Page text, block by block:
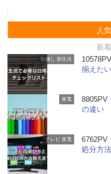
人
新
引越し 新生活 10578PV
揃えた
家電 8805PV
の違い
テレビ 家電 6762PV
処分方法